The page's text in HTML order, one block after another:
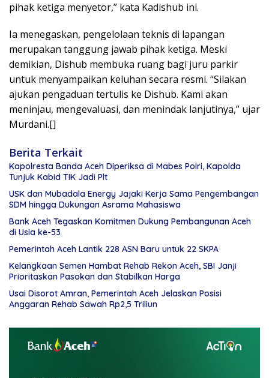
pihak ketiga menyetor,” kata Kadishub ini.
Ia menegaskan, pengelolaan teknis di lapangan
merupakan tanggung jawab pihak ketiga. Meski
demikian, Dishub membuka ruang bagi juru parkir
untuk menyampaikan keluhan secara resmi. “Silakan
ajukan pengaduan tertulis ke Dishub. Kami akan
meninjau, mengevaluasi, dan menindak lanjutinya,” ujar
Murdani.[]
Berita Terkait
Kapolresta Banda Aceh Diperiksa di Mabes Polri, Kapolda
Tunjuk Kabid TIK Jadi Plt
USK dan Mubadala Energy Jajaki Kerja Sama Pengembangan
SDM hingga Dukungan Asrama Mahasiswa
Bank Aceh Tegaskan Komitmen Dukung Pembangunan Aceh
di Usia ke-53
Pemerintah Aceh Lantik 228 ASN Baru untuk 22 SKPA
Kelangkaan Semen Hambat Rehab Rekon Aceh, SBI Janji
Prioritaskan Pasokan dan Stabilkan Harga
Usai Disorot Amran, Pemerintah Aceh Jelaskan Posisi
Anggaran Rehab Sawah Rp2,5 Triliun